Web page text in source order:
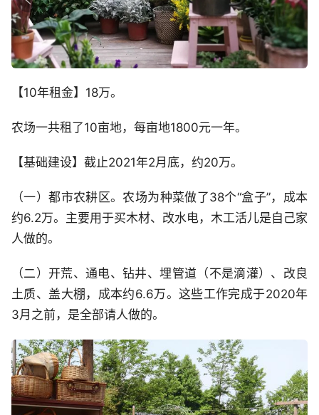
【10年租金】18万。
农场一共租了10亩地，每亩地1800元一年。
【基础建设】截止2021年2月底，约20万。
（一）都市农耕区。农场为种菜做了38个“盒子”，成本
约6.2万。主要用于买木材、改水电，木工活儿是自己家
人做的。
（二）开荒、通电、钻井、埋管道（不是滴灌）、改良
土质、盖大棚，成本约6.6万。这些工作完成于2020年
3月之前，是全部请人做的。